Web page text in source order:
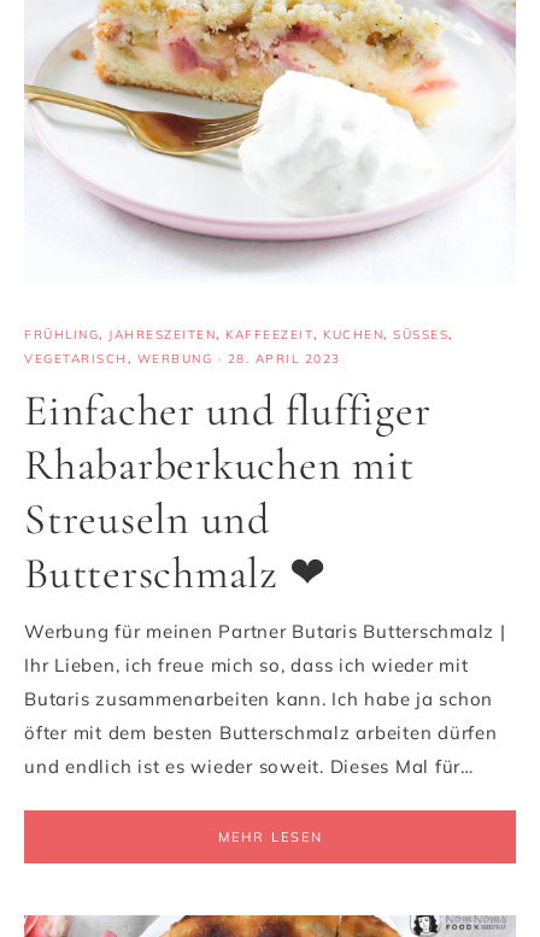
FRÜHLING, JAHRESZEITEN, KAFFEEZEIT, KUCHEN, SÜSSES
,
VEGETARISCH , WERBUNG · 28. APRIL 2023
Einfacher und fluffiger
Rhabarberkuchen mit
Streuseln und
Butterschmalz ❤
Werbung für meinen Partner Butaris Butterschmalz |
Ihr Lieben, ich freue mich so, dass ich wieder mit
Butaris zusammenarbeiten kann. Ich habe ja schon
öfter mit dem besten Butterschmalz arbeiten dürfen
und endlich ist es wieder soweit. Dieses Mal für…
MEHR LESEN